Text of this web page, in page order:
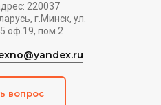
220037
г.Минск, ул.
оф.19, пом.2
вопрос